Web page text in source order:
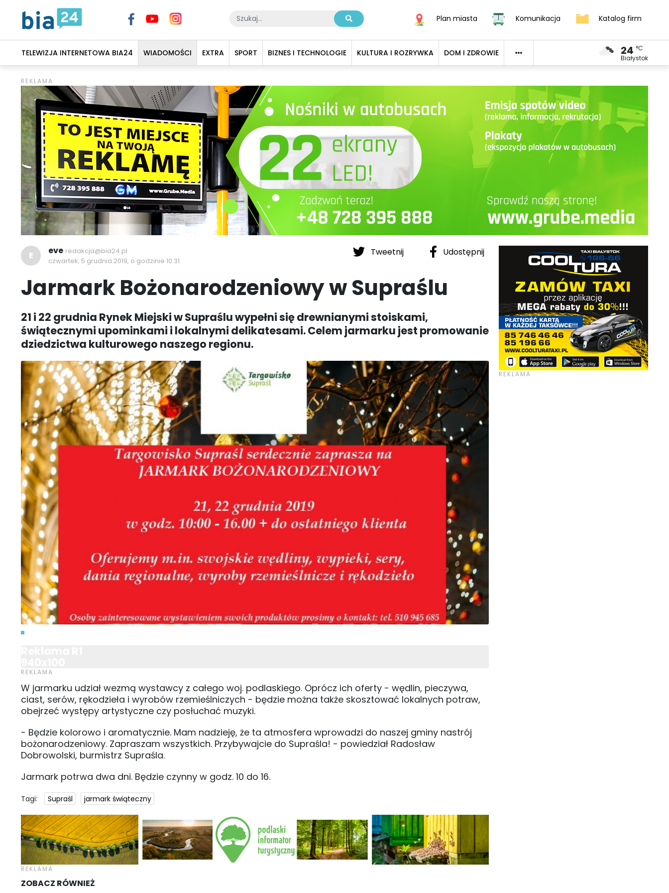
Plan miasta Komunikacja Katalog firm
TELEWIZJA INTERNETOWA BIA24 WIADOMOŚCI EXTRA SPORT BIZNES I TECHNOLOGIE KULTURA I ROZRYWKA DOM I ZDROWIE 24 °C
Białystok
Tweetnij Udostępnij
E eve redakcja@bia24.pl
czwartek, 5 grudnia 2019, o godzinie 10:31
Jarmark Bożonarodzeniowy w Supraślu
21 i 22 grudnia Rynek Miejski w Supraślu wypełni się drewnianymi stoiskami,
świątecznymi upominkami i lokalnymi delikatesami. Celem jarmarku jest promowanie
dziedzictwa kulturowego naszego regionu.
W jarmarku udział wezmą wystawcy z całego woj. podlaskiego. Oprócz ich oferty - wędlin, pieczywa,
ciast, serów, rękodzieła i wyrobów rzemieślniczych - będzie można także skosztować lokalnych potraw,
obejrzeć występy artystyczne czy posłuchać muzyki.
- Będzie kolorowo i aromatycznie. Mam nadzieję, że ta atmosfera wprowadzi do naszej gminy nastrój
bożonarodzeniowy. Zapraszam wszystkich. Przybywajcie do Supraśla! - powiedział Radosław
Dobrowolski, burmistrz Supraśla.
Jarmark potrwa dwa dni. Będzie czynny w godz. 10 do 16.
Tagi: Supraśl jarmark świąteczny
ZOBACZ RÓWNIEŻ